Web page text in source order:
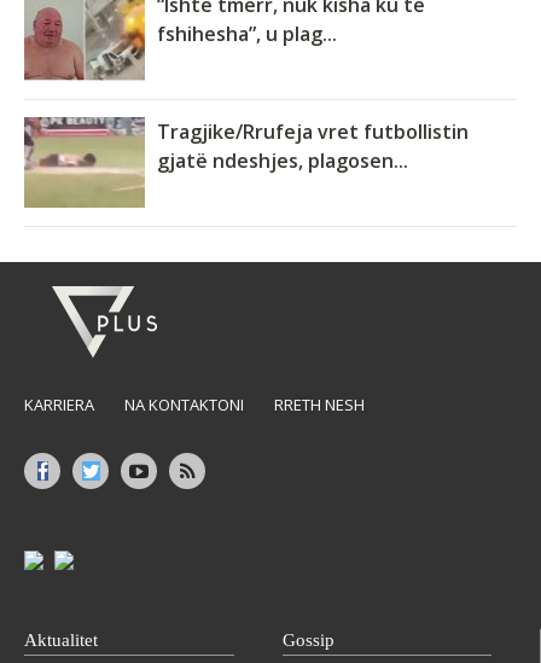
fshihesha”, u plag...
Tragjike/Rrufeja vret futbollistin
gjatë ndeshjes, plagosen...
KARRIERA NA KONTAKTONI RRETH NESH
Aktualitet Gossip